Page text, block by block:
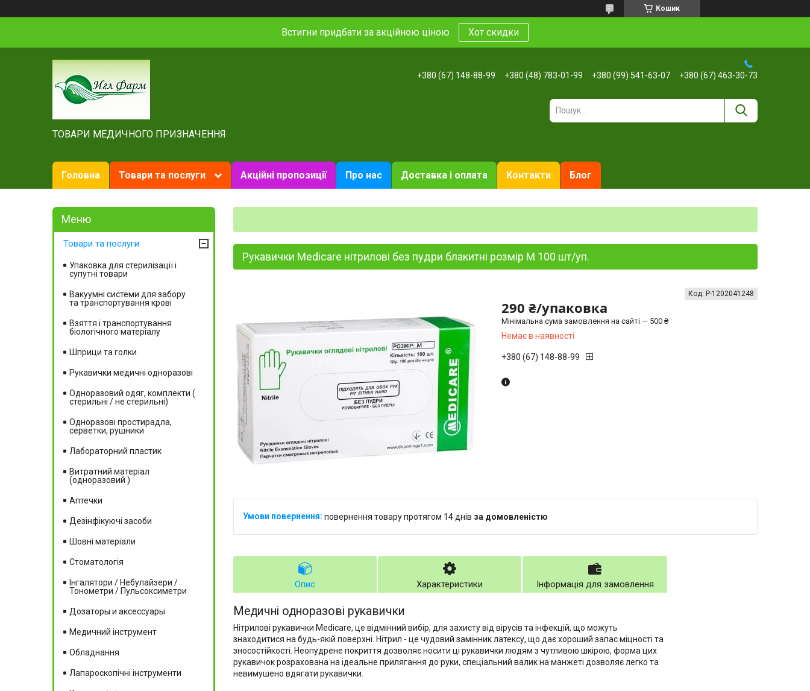
Кошик
Встигни придбати за акційною ціною Хот скидки
ТОВАРИ МЕДИЧНОГО ПРИЗНАЧЕННЯ
+380 (67) 148-88-99 +380 (48) 783-01-99 +380 (99) 541-63-07 +380 (67) 463-30-73
Головна Товари та послуги Акційні пропозиції Про нас Доставка і оплата Контакти Блог
Рукавички Medicare нітрилові без пудри блакитні розмір M 100 шт/уп.
290 ₴/упаковка
Мінімальна сума замовлення на сайті — 500 ₴
Немає в наявності
Код: P-1202041248
+380 (67) 148-88-99
повернення товару протягом 14 днів за домовленістю
Опис Характеристики Інформація для замовлення
Медичні одноразові рукавички
Нітрилові рукавички Medicare, це відмінний вибір, для захисту від вірусів та інфекцій, що можуть
знаходитися на будь-якій поверхні. Нітрил - це чудовий замінник латексу, що дає хороший запас міцності та
зносостійкості. Неопудрене покриття дозволяє носити ці рукавички людям з чутливою шкірою, форма цих
рукавичок розрахована на ідеальне прилягання до руки, спеціальний валик на манжеті дозволяє легко та
невимушено вдягати рукавички.
Товари та послуги
Упаковка для стерилізації і
супутні товари
Вакуумні системи для забору
та транспортування крові
Взяття і транспортування
біологічного матеріалу
Шприци та голки
Рукавички медичні одноразові
Одноразовий одяг, комплекти (
стерильні / не стерильні)
Одноразові простирадла,
серветки, рушники
Лабораторний пластик
Витратний матеріал
(одноразовий )
Аптечки
Дезінфікуючі засоби
Шовні матеріали
Стоматологія
Інгалятори / Небулайзери /
Тонометри / Пульсоксиметри
Дозаторы и аксессуары
Медичний інструмент
Обладнання
Лапароскопічні інструменти